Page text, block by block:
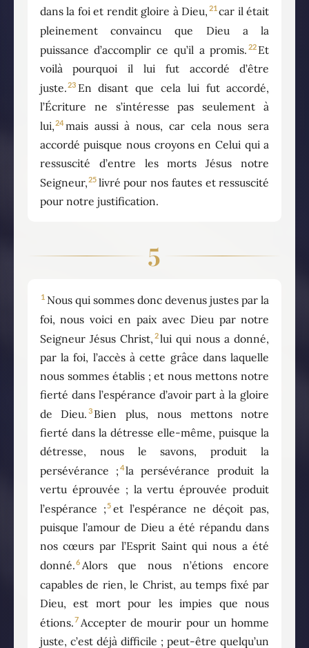
dans la foi et rendit gloire à Dieu, 21 car il était
pleinement convaincu que Dieu a la
puissance d’accomplir ce qu’il a promis. 22 Et
voilà pourquoi il lui fut accordé d’être
juste.23 En disant que cela lui fut accordé,
l’Écriture ne s’intéresse pas seulement à
lui,24 mais aussi à nous, car cela nous sera
accordé puisque nous croyons en Celui qui a
ressuscité d’entre les morts Jésus notre
Seigneur,25 livré pour nos fautes et ressuscité
pour notre justification.
5
1 Nous qui sommes donc devenus justes par la
foi, nous voici en paix avec Dieu par notre
Seigneur Jésus Christ, 2lui qui nous a donné,
par la foi, l’accès à cette grâce dans laquelle
nous sommes établis ; et nous mettons notre
fierté dans l’espérance d’avoir part à la gloire
de Dieu. 3 Bien plus, nous mettons notre
fierté dans la détresse elle-même, puisque la
détresse, nous le savons, produit la
persévérance ; 4la persévérance produit la
vertu éprouvée ; la vertu éprouvée produit
l’espérance ;5 et l’espérance ne déçoit pas,
puisque l’amour de Dieu a été répandu dans
nos cœurs par l’Esprit Saint qui nous a été
donné.6 Alors que nous n’étions encore
capables de rien, le Christ, au temps fixé par
Dieu, est mort pour les impies que nous
étions.7 Accepter de mourir pour un homme
juste, c’est déjà difficile ; peut-être quelqu’un